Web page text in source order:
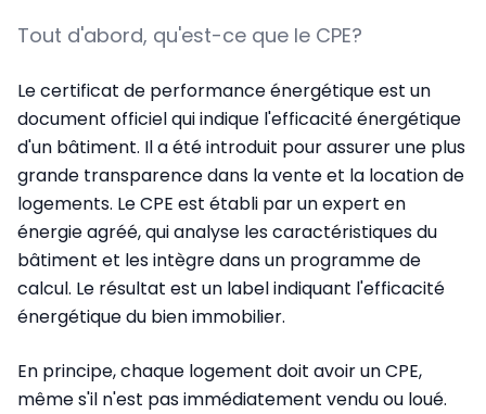
Tout d'abord, qu'est-ce que le CPE?
Le certificat de performance énergétique est un
document officiel qui indique l'efficacité énergétique
d'un bâtiment. Il a été introduit pour assurer une plus
grande transparence dans la vente et la location de
logements. Le CPE est établi par un expert en
énergie agréé, qui analyse les caractéristiques du
bâtiment et les intègre dans un programme de
calcul. Le résultat est un label indiquant l'efficacité
énergétique du bien immobilier.
En principe, chaque logement doit avoir un CPE,
même s'il n'est pas immédiatement vendu ou loué.